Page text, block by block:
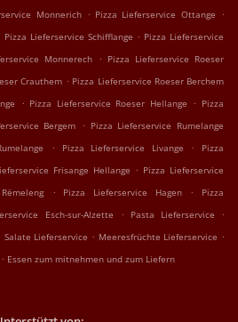
Monnerich . Pizza Lieferservice Ottange .
Pizza Lieferservice Schifflange . Pizza Lieferservice
Monnerech . Pizza Lieferservice Roeser
Crauthem . Pizza Lieferservice Roeser Berchem
. Pizza Lieferservice Roeser Hellange . Pizza
Bergem . Pizza Lieferservice Rumelange
. Pizza Lieferservice Livange .
Pizza
Frisange Hellange . Pizza Lieferservice
. Pizza Lieferservice Hagen .
Pizza
Esch-sur-Alzette . Pasta Lieferservice .
Salate Lieferservice . Meeresfrüchte Lieferservice .
. Essen zum mitnehmen und zum Liefern